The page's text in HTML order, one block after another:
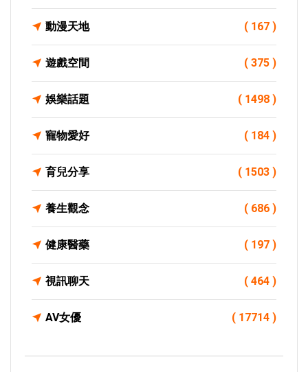
動漫天地 ( 167 )
遊戲空間 ( 375 )
娛樂話題 ( 1498 )
寵物愛好 ( 184 )
育兒分享 ( 1503 )
養生觀念 ( 686 )
健康醫藥 ( 197 )
視訊聊天 ( 464 )
AV女優 ( 17714 )